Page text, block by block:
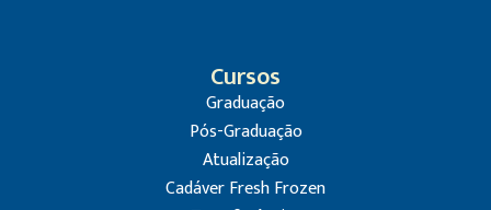
Cursos
Graduação
Pós-Graduação
Atualização
Cadáver Fresh Frozen